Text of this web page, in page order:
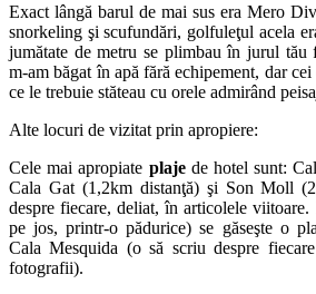
Exact lângă barul de mai sus era Mero
snorkeling şi scufundări, golfuleţul acela
jumătate de metru se plimbau în jurul tău
m-am băgat în apă fără echipement, dar
ce le trebuie stăteau cu orele admirând
Alte locuri de vizitat prin apropiere:
Cele mai apropiate plajede hotel sunt:
Cala Gat (1,2km distanţă) şi Son Moll
despre fiecare, deliat, în articolele
pe jos, printr-o pădurice) se găseşte o
Cala Mesquida (o să scriu despre
fotografii).